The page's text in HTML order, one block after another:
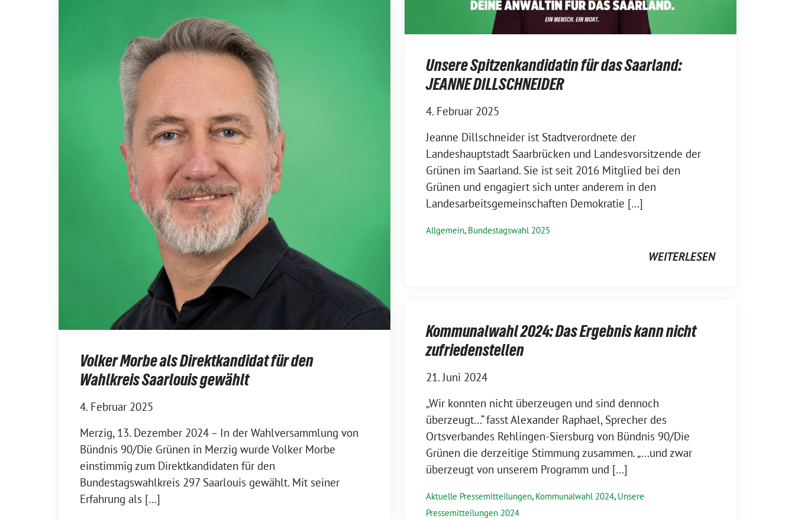
Unsere Spitzenkandidatin für das Saarland:
JEANNE DILLSCHNEIDER
4. Februar 2025
Jeanne Dillschneider ist Stadtverordnete der
Landeshauptstadt Saarbrücken und Landesvorsitzende der
Grünen im Saarland. Sie ist seit 2016 Mitglied bei den
Grünen und engagiert sich unter anderem in den
Landesarbeitsgemeinschaften Demokratie […]
Allgemein, Bundestagswahl 2025
WEITERLESEN
Volker Morbe als Direktkandidat für den
Wahlkreis Saarlouis gewählt
4. Februar 2025
Merzig, 13. Dezember 2024 – In der Wahlversammlung von
Bündnis 90/Die Grünen in Merzig wurde Volker Morbe
einstimmig zum Direktkandidaten für den
Bundestagswahlkreis 297 Saarlouis gewählt. Mit seiner
Erfahrung als […]
Kommunalwahl 2024: Das Ergebnis kann nicht
zufriedenstellen
21. Juni 2024
„Wir konnten nicht überzeugen und sind dennoch
überzeugt…“ fasst Alexander Raphael, Sprecher des
Ortsverbandes Rehlingen-Siersburg von Bündnis 90/Die
Grünen die derzeitige Stimmung zusammen. „…und zwar
überzeugt von unserem Programm und […]
Aktuelle Pressemitteilungen, Kommunalwahl 2024, Unsere
Pressemitteilungen 2024